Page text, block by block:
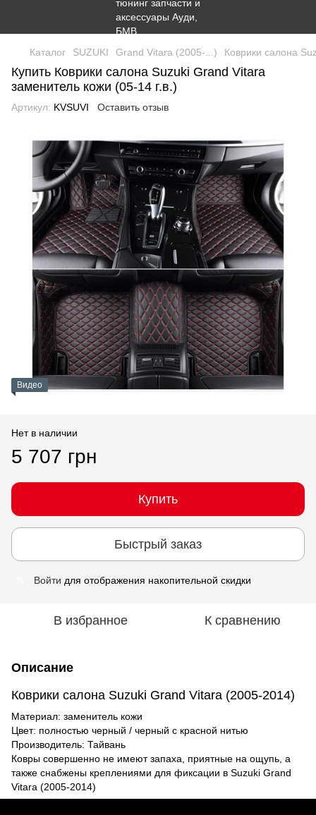
Каталог SUZUKI Grand Vitara (2005-...) Коврики салона
Купить Коврики салона Suzuki Grand Vitara
заменитель кожи (05-14 г.в.)
Артикул: KVSUVI Оставить отзыв
Видео
Нет в наличии
5 707 грн
Купить
Быстрый заказ
Войти для отображения накопительной скидки
В избранное К сравнению
Описание
Коврики салона Suzuki Grand Vitara (2005-2014)
Материал: заменитель кожи
Цвет: полностью черный / черный с красной нитью
Производитель: Тайвань
Ковры совершенно не имеют запаха, приятные на ощупь, а
также снабжены креплениями для фиксации в Suzuki Grand
Vitara (2005-2014)